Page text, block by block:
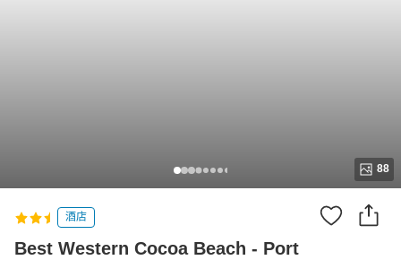
88
酒店
Best Western Cocoa Beach - Port